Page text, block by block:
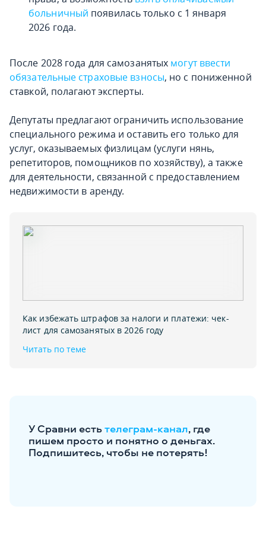
больничный появилась только с 1 января
2026 года.
После 2028 года для самозанятых могут ввести
обязательные страховые взносы, но с пониженной
ставкой, полагают эксперты.
Депутаты предлагают ограничить использование
специального режима и оставить его только для
услуг, оказываемых физлицам (услуги нянь,
репетиторов, помощников по хозяйству), а также
для деятельности, связанной с предоставлением
недвижимости в аренду.
Как избежать штрафов за налоги и платежи: чек-
лист для самозанятых в 2026 году
Читать по теме
У Сравни естьтелеграм-канал, где
пишем просто и понятно о деньгах.
Подпишитесь, чтобы не потерять!